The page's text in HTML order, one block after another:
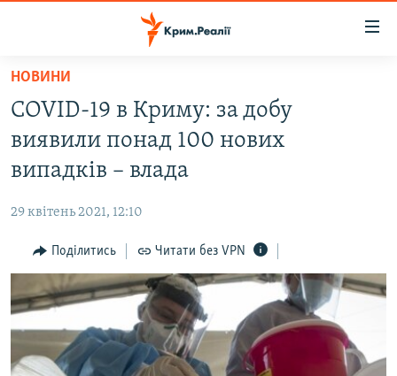
Перейти
основного
матеріалу
до
основної
Перейти
до
пошуку
ВІДЕО ТА ФОТО
БЛОГИ
ПОГЛЯД
ІНТЕРВ'Ю
ВСЕ ЗА ДЕНЬ
СПЕЦПРОЕКТИ
НОВИНИ
COVID-19 в Криму: за добу
виявили понад 100 нових
випадків – влада
29 квітень 2021, 12:10
Поділитись Читати без VPN